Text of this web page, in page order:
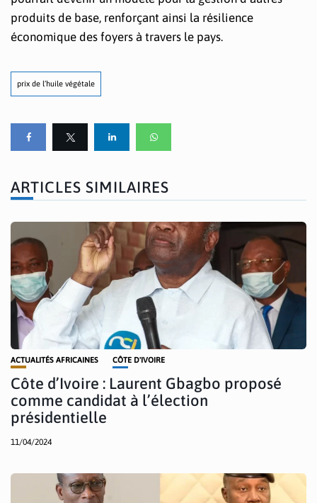
produits de base, renforçant ainsi la résilience
économique des foyers à travers le pays.
prix de l’huile végétale
ARTICLES SIMILAIRES
ACTUALITÉS AFRICAINES CÔTE D'IVOIRE
Côte d’Ivoire : Laurent Gbagbo proposé
comme candidat à l’élection
présidentielle
11/04/2024